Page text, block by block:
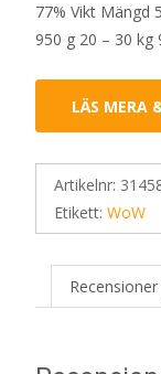
77% Vikt Mängd
950 g 20 – 30 kg
LÄS MERA
Artikelnr:
Etikett: WoW
Recensioner